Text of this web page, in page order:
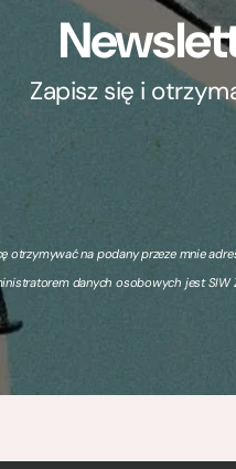
Zapisz się i
otrzymywać na podany przeze mnie
danych osobowych jest SIW